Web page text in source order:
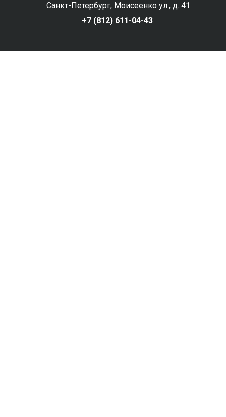
Санкт-Петербург, Моисеенко ул., д. 41
+7 (812) 611-04-43